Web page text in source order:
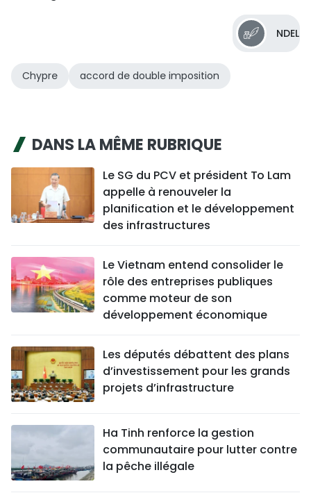
NDEL
Chypre accord de double imposition
DANS LA MÊME RUBRIQUE
Le SG du PCV et président To Lam
appelle à renouveler la
planification et le développement
des infrastructures
Le Vietnam entend consolider le
rôle des entreprises publiques
comme moteur de son
développement économique
Les députés débattent des plans
d’investissement pour les grands
projets d’infrastructure
Ha Tinh renforce la gestion
communautaire pour lutter contre
la pêche illégale